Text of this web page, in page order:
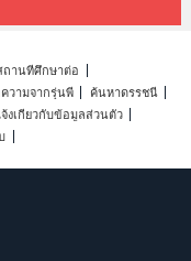
ถานที่ศึกษาต่อ
วามจากรุ่นพี่
ค้นหาดรรชนี
งเกี่ยวกับข้อมูลส่วนตัว